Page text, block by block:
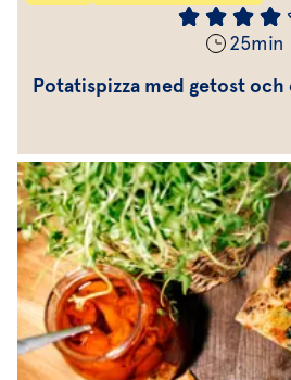
25min
Potatispizza med getost